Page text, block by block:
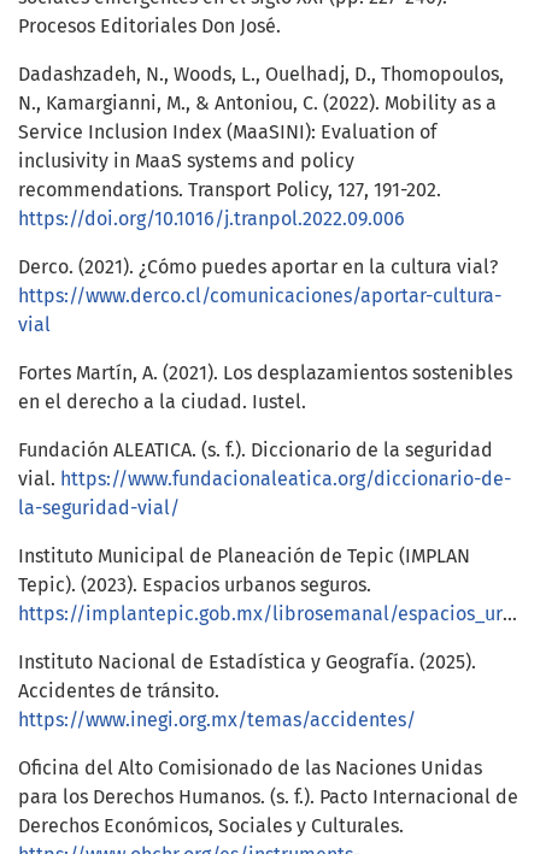
Procesos Editoriales Don José.
Dadashzadeh, N., Woods, L., Ouelhadj, D., Thomopoulos,
N., Kamargianni, M., & Antoniou, C. (2022). Mobility as a
Service Inclusion Index (MaaSINI): Evaluation of
inclusivity in MaaS systems and policy
recommendations. Transport Policy, 127, 191-202.
https://doi.org/10.1016/j.tranpol.2022.09.006
Derco. (2021). ¿Cómo puedes aportar en la cultura vial?
https://www.derco.cl/comunicaciones/aportar-cultura-
vial
Fortes Martín, A. (2021). Los desplazamientos sostenibles
en el derecho a la ciudad. Iustel.
Fundación ALEATICA. (s. f.). Diccionario de la seguridad
vial. https://www.fundacionaleatica.org/diccionario-de-
la-seguridad-vial/
Instituto Municipal de Planeación de Tepic (IMPLAN
Tepic). (2023). Espacios urbanos seguros.
https://implantepic.gob.mx/librosemanal/espacios_urbanos_seguros.pdf
Instituto Nacional de Estadística y Geografía. (2025).
Accidentes de tránsito.
https://www.inegi.org.mx/temas/accidentes/
Oficina del Alto Comisionado de las Naciones Unidas
para los Derechos Humanos. (s. f.). Pacto Internacional de
Derechos Económicos, Sociales y Culturales.